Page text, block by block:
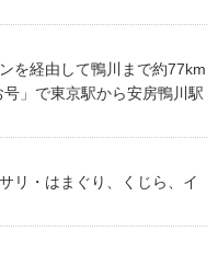
を経由して鴨川まで約77km
」で東京駅から安房鴨川駅
リ・はまぐり、くじら、イ